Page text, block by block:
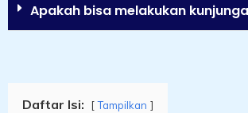
Apakah bisa melakukan
Daftar Isi: Tampilkan